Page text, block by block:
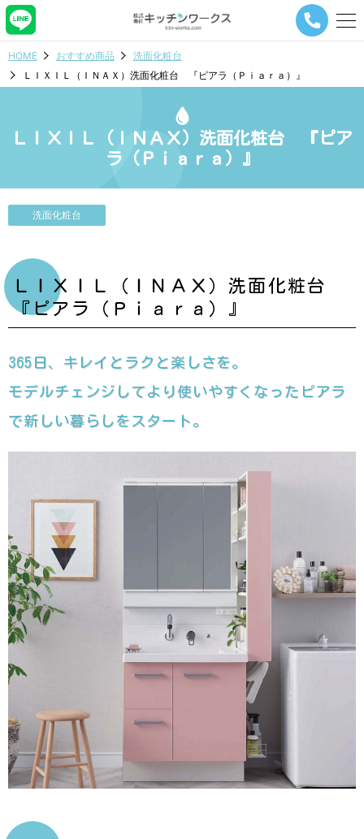
メ
ナ
ー
シ
ボ
HOME おすすめ商品
洗面化粧台
ＬＩＸＩＬ（ＩＮＡＸ）洗面化粧台 『ピアラ（Ｐｉａｒａ）』
ＬＩＸＩＬ（ＩＮＡＸ）洗面化粧台 『ピア
ラ（Ｐｉａｒａ）』
洗面化粧台
ＬＩＸＩＬ（ＩＮＡＸ）洗面化粧台
『ピアラ（Ｐｉａｒａ）』
365日、キレイとラクと楽しさを。
モデルチェンジしてより使いやすくなったピアラ
で新しい暮らしをスタート。